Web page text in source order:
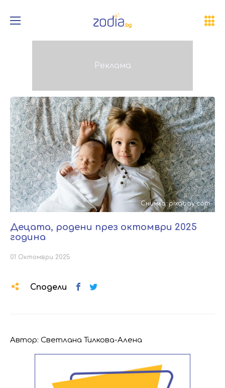
Снимка: pixabay.com
Децата, родени през октомври 2025
година
01 Октомври 2025
Сподели
Автор: Светлана Тилкова-Алена